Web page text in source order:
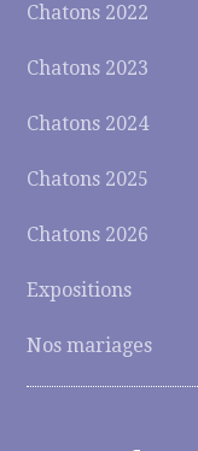
Chatons 2022
Chatons 2023
Chatons 2024
Chatons 2025
Chatons 2026
Expositions
Nos mariages